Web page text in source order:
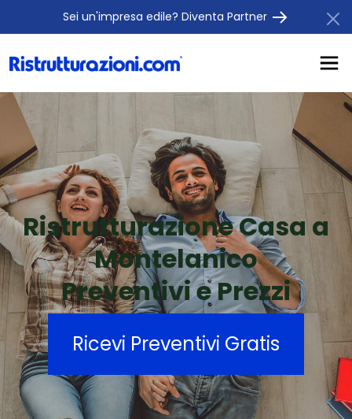
Sei un'impresa edile? Diventa Partner
Ristrutturazione Casa a
Montelanico
Preventivi e Prezzi
Ricevi Preventivi Gratis